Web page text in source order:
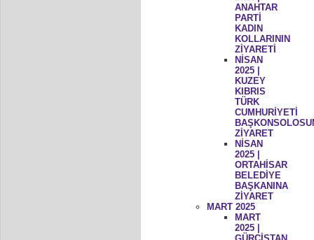
ANAHTAR
PARTİ
KADIN
KOLLARININ
ZİYARETİ
NİSAN
2025 |
KUZEY
KIBRIS
TÜRK
CUMHURİYETİ
ZİYARET
NİSAN
2025 |
ORTAHİSAR
BELEDİYE
BAŞKANINA
ZİYARET
MART 2025
MART
2025 |